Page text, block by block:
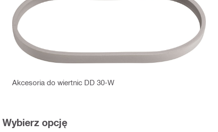
Akcesoria do wiertnic DD 30-W
Wybierz opcję